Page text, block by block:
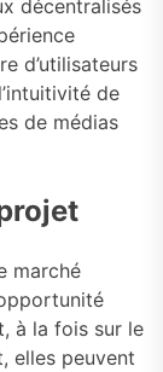
décentralisés
d’utilisateurs
de
de médias
marché
à la fois sur le
elles peuvent